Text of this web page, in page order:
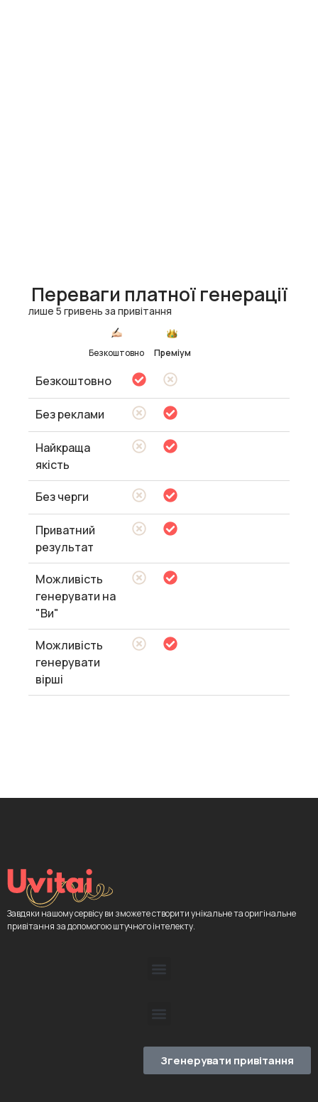
Переваги платної генерації
лише 5 гривень за привітання
Безкоштовно Преміум
Безкоштовно
Без реклами
Найкраща
якість
Без черги
Приватний
результат
Можливість
генерувати на
"Ви"
Можливість
генерувати
вірші
Завдяки нашому сервісу ви зможете створити унікальне та оригінальне
привітання за допомогою штучного інтелекту.
Згенерувати привітання